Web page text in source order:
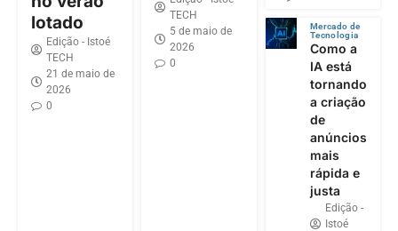
lotado
Edição - Istoé
TECH
21 de maio de
2026
0
TECH
5 de maio de
2026
0
Mercado de
Tecnologia
Como a
IA está
tornando
a criação
de
anúncios
mais
rápida e
justa
Edição -
Istoé